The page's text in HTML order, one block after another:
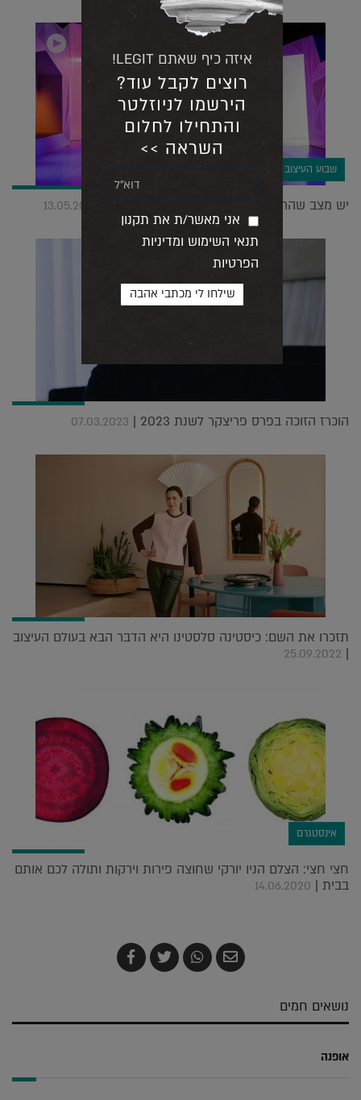
שבוע העיצוב במילאנו
יש מצב שהרכב של העתיד יגיע מדרום קוריאה | 13.05.2019
הוכרז הזוכה בפרס פריצקר לשנת 2023 | 07.03.2023
תזכרו את השם: כיסטינה סלסטינו היא הדבר הבא בעולם העיצוב
|
25.09.2022
אינסטגרם
חצי חצי: הצלם הניו יורקי שחוצה פירות וירקות ותולה לכם אותם
בבית | 14.06.2020
שלח
בדואר
שתף
ב-
צייץ
ב-
שתף
ב-
נושאים חמים
אופנה
איזה כיף שאתם LEGIT!
רוצים לקבל עוד?
הירשמו לניוזלטר
והתחילו לחלום
השראה >>
אני מאשר/ת את תקנון
תנאי השימוש ומדיניות
הפרטיות